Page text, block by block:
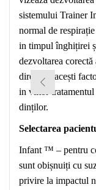
sistemului Trainer
normal de
in timpul înghițirei
dezvoltarea
direct de acești
in viitor tratamentul
dinților.
Selectarea
Infant ™ – pentru
sunt obișnuiți cu
privire la impactul